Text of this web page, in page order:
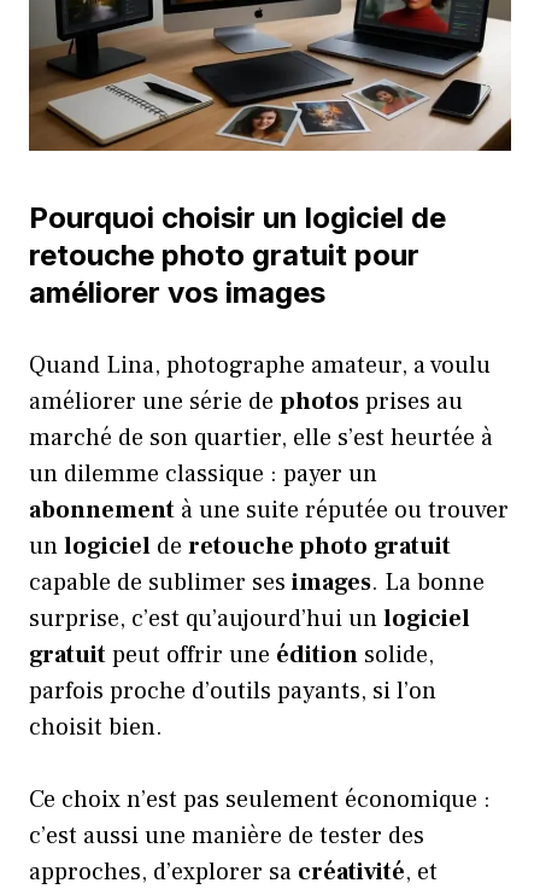
Pourquoi choisir un logiciel de
retouche photo gratuit pour
améliorer vos images
Quand Lina, photographe amateur, a voulu
améliorer une série de photosprises au
marché de son quartier, elle s’est heurtée à
un dilemme classique : payer un
abonnement à une suite réputée ou trouver
unlogiciel de retouche photo gratuit
capable de sublimer ses images. La bonne
surprise, c’est qu’aujourd’hui unlogiciel
gratuitpeut offrir une édition solide,
parfois proche d’outils payants, si l’on
choisit bien.
Ce choix n’est pas seulement économique :
c’est aussi une manière de tester des
approches, d’explorer sa créativité, et